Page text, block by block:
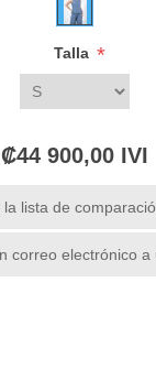
Talla *
₡44 900,00 IVI